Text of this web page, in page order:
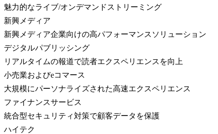
魅力的なライブ/オンデマンドストリーミング
新興メディア
新興メディア企業向けの高パフォーマンスソリューション
デジタルパブリッシング
リアルタイムの報道で読者エクスペリエンスを向上
小売業およびeコマース
大規模にパーソナライズされた高速エクスペリエンス
ファイナンスサービス
統合型セキュリティ対策で顧客データを保護
ハイテク